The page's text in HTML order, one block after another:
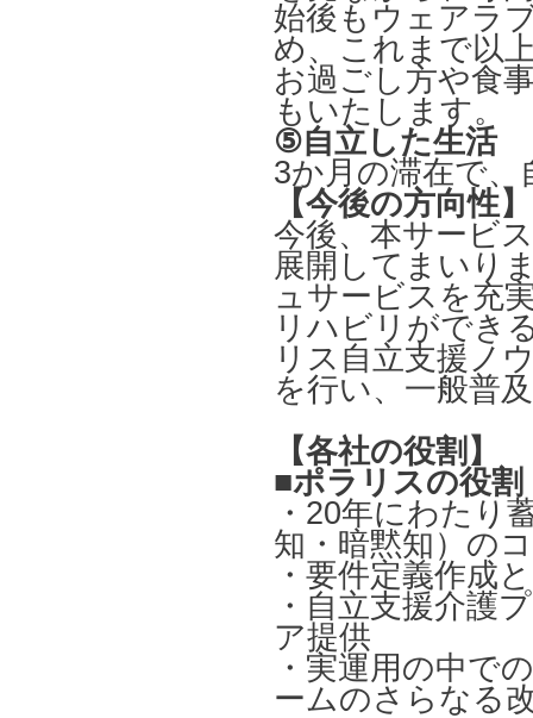
始後もウェアラ
め、これまで以
お過ごし方や食
もいたします。
⑤自立した生活
3か月の滞在で
【今後の方向性】
今後、本サービ
展開してまいり
ュサービスを充
リハビリができ
リス自立支援ノ
を行い、一般普
【各社の役割】
■ポラリスの役割
・20年にわたり
知・暗黙知）の
・要件定義作
・自立支援介護
ア提供
・実運用の中で
ームのさらなる